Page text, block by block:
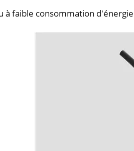
à faible consommation